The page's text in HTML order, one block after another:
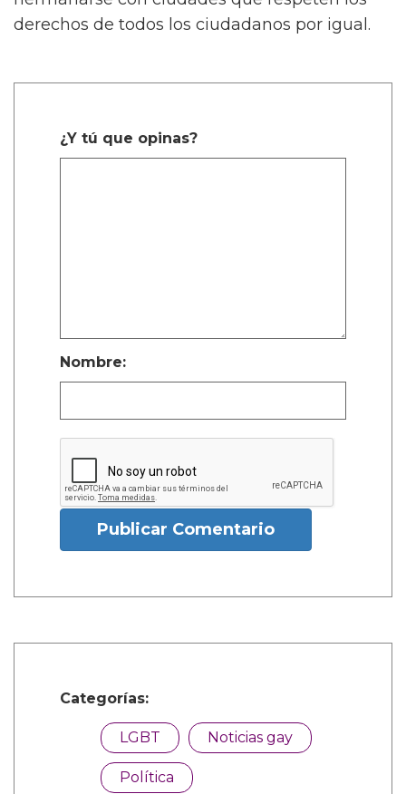
derechos de todos los ciudadanos por igual.
¿Y tú que opinas?
Nombre:
Publicar Comentario
Categorías:
LGBT Noticias gay
Política